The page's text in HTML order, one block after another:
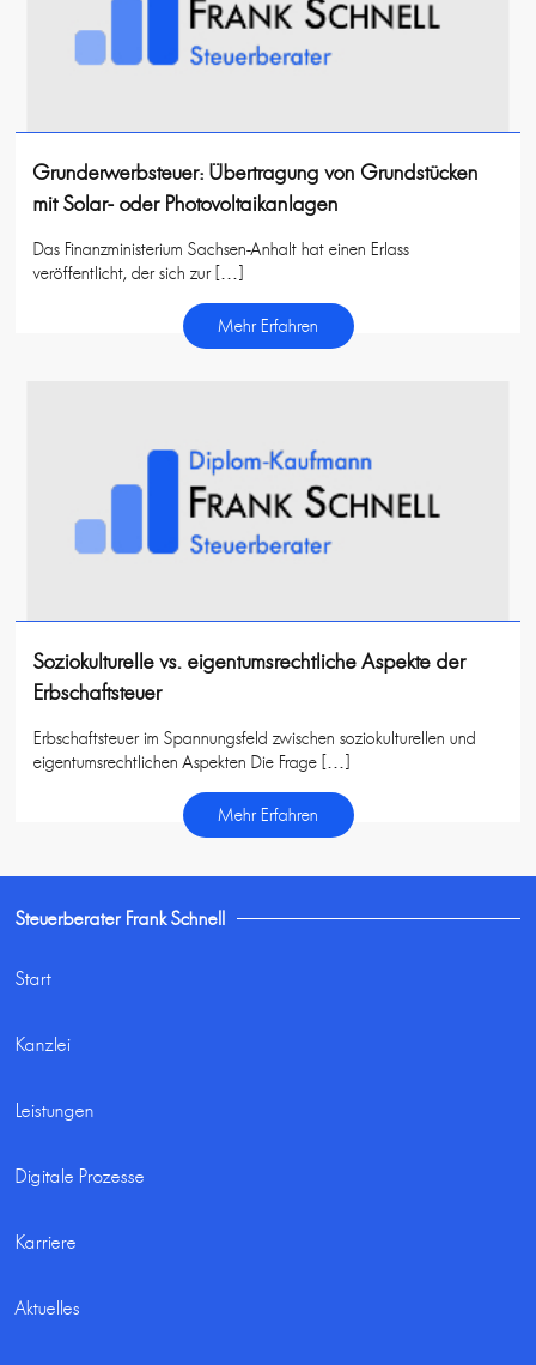
Grunderwerbsteuer: Übertragung von Grundstücken
mit Solar- oder Photovoltaikanlagen
Das Finanzministerium Sachsen-Anhalt hat einen Erlass
veröffentlicht, der sich zur […]
Mehr Erfahren
Soziokulturelle vs. eigentumsrechtliche Aspekte der
Erbschaftsteuer
Erbschaftsteuer im Spannungsfeld zwischen soziokulturellen und
eigentumsrechtlichen Aspekten Die Frage […]
Mehr Erfahren
Steuerberater Frank Schnell
Start
Kanzlei
Leistungen
Digitale Prozesse
Karriere
Aktuelles